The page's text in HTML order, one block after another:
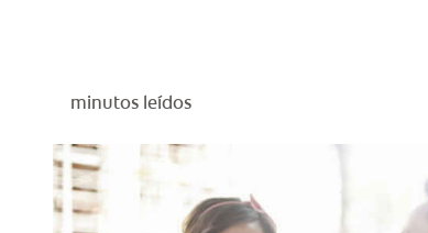
minutos leídos